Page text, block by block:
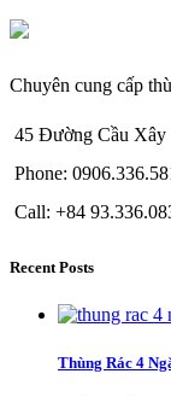
Chuyên cung cấp
45 Đường Cầu Xây
Phone:
Call: +84
Recent Posts
Thùng Rác 4